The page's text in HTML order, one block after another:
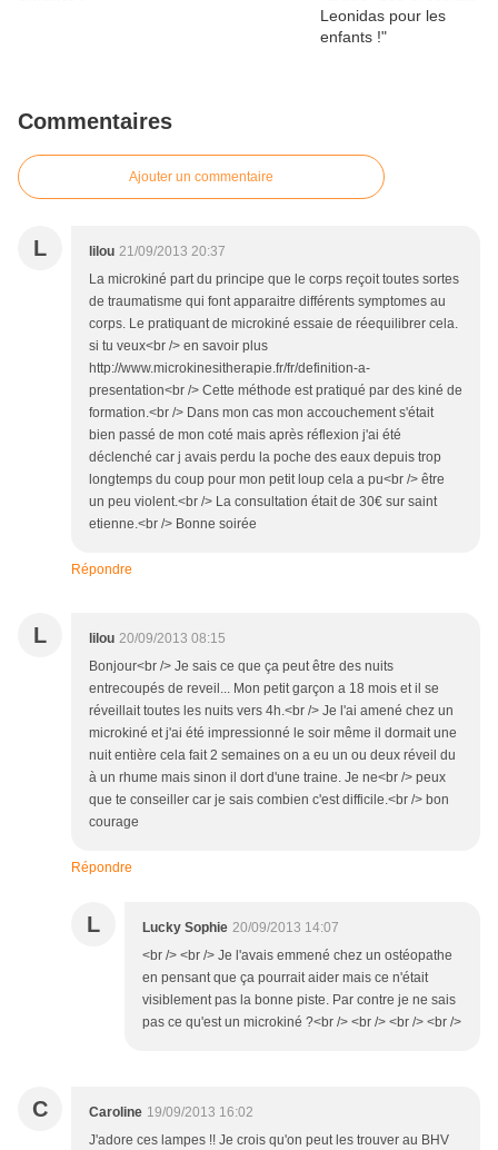
Commentaires
Ajouter un commentaire
L lilou 21/09/2013 20:37
La microkiné part du principe que le corps reçoit toutes sortes
de traumatisme qui font apparaitre différents symptomes au
corps. Le pratiquant de microkiné essaie de réequilibrer cela.
si tu veux<br /> en savoir plus
http://www.microkinesitherapie.fr/fr/definition-a-
presentation<br /> Cette méthode est pratiqué par des kiné de
formation.<br /> Dans mon cas mon accouchement s'était
bien passé de mon coté mais après réflexion j'ai été
déclenché car j avais perdu la poche des eaux depuis trop
longtemps du coup pour mon petit loup cela a pu<br /> être
un peu violent.<br /> La consultation était de 30€ sur saint
etienne.<br /> Bonne soirée
Répondre
L lilou 20/09/2013 08:15
Bonjour<br /> Je sais ce que ça peut être des nuits
entrecoupés de reveil... Mon petit garçon a 18 mois et il se
réveillait toutes les nuits vers 4h.<br /> Je l'ai amené chez un
microkiné et j'ai été impressionné le soir même il dormait une
nuit entière cela fait 2 semaines on a eu un ou deux réveil du
à un rhume mais sinon il dort d'une traine. Je ne<br /> peux
que te conseiller car je sais combien c'est difficile.<br /> bon
courage
Répondre
L Lucky Sophie 20/09/2013 14:07
<br /> <br /> Je l'avais emmené chez un ostéopathe
en pensant que ça pourrait aider mais ce n'était
visiblement pas la bonne piste. Par contre je ne sais
pas ce qu'est un microkiné ?<br /> <br /> <br /> <br />
C Caroline 19/09/2013 16:02
J'adore ces lampes !! Je crois qu'on peut les trouver au BHV